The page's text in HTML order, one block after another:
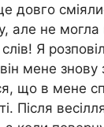
довго
але не могла
слів! Я
він мене
що в мене
Після